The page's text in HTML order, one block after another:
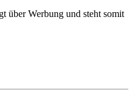
über Werbung und steht somit